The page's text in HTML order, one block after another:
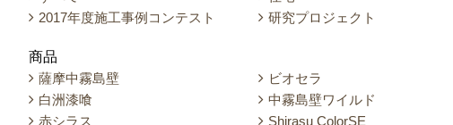
2017年度施工事例コンテスト
研究プロジェクト
商品
薩摩中霧島壁
ビオセラ
白洲漆喰
中霧島壁ワイルド
赤シラス
Shirasu ColorSE